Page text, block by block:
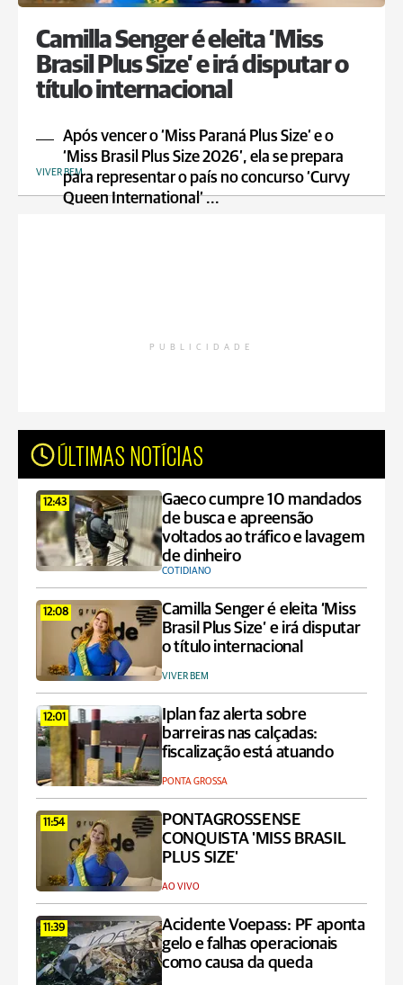
Camilla Senger é eleita ‘Miss
Brasil Plus Size’ e irá disputar o
título internacional
Após vencer o ‘Miss Paraná Plus Size’ e o
‘Miss Brasil Plus Size 2026’, ela se prepara
para representar o país no concurso ‘Curvy
Queen International’ ...
VIVER BEM
PUBLICIDADE
ÚLTIMAS NOTÍCIAS
12:43
Gaeco cumpre 10 mandados
de busca e apreensão
voltados ao tráfico e lavagem
de dinheiro
COTIDIANO
12:08
Camilla Senger é eleita ‘Miss
Brasil Plus Size’ e irá disputar
o título internacional
VIVER BEM
12:01
Iplan faz alerta sobre
barreiras nas calçadas:
fiscalização está atuando
PONTA GROSSA
11:54
PONTAGROSSENSE
CONQUISTA 'MISS BRASIL
PLUS SIZE'
AO VIVO
11:39
Acidente Voepass: PF aponta
gelo e falhas operacionais
como causa da queda